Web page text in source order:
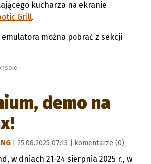
kucharza na ekranie
Grill.
można pobrać z sekcji
demo na
| 25.08.2025 07:13 | komentarze (0)
w dniach 21-24 sierpnia 2025 r., w